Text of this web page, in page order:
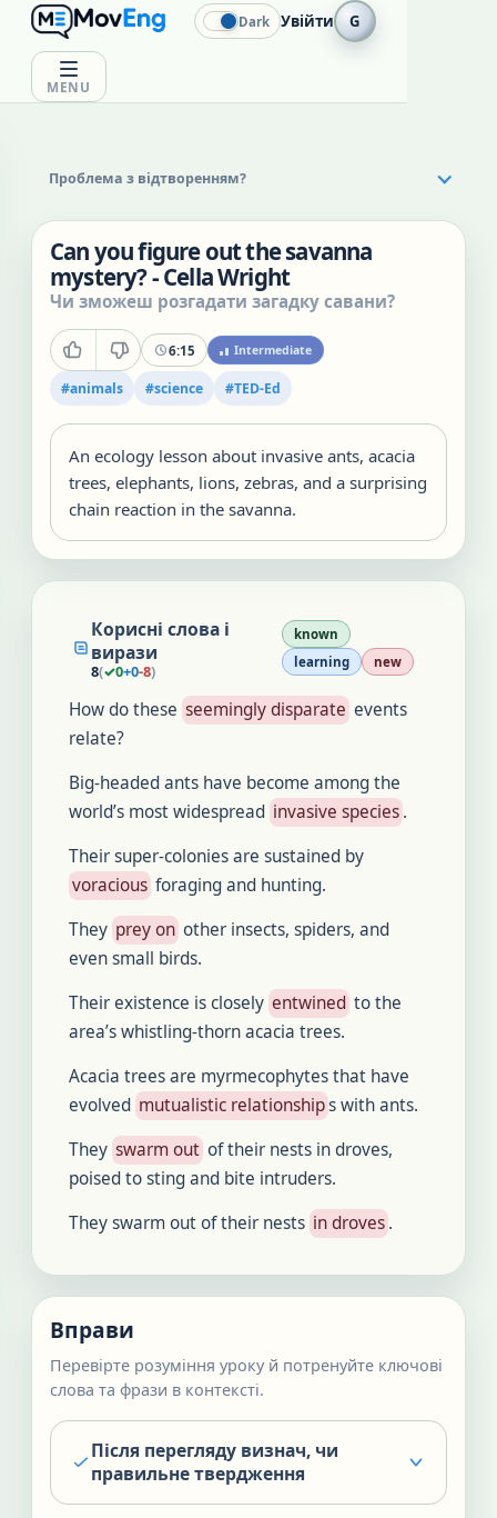
MENU
Dark Увійти G
Проблема з відтворенням?
Can you figure out the savanna
mystery? - Cella Wright
Чи зможеш розгадати загадку савани?
6:15 Intermediate
#animals #science #TED-Ed
An ecology lesson about invasive ants, acacia
trees, elephants, lions, zebras, and a surprising
chain reaction in the savanna.
Корисні слова і
вирази
8(✓0+0-8)
known
learning
new
How do these seemingly disparate events
relate?
Big-headed ants have become among the
world’s most widespread invasive species.
Their super-colonies are sustained by
voracious foraging and hunting.
They prey on other insects, spiders, and
even small birds.
Their existence is closely entwined to the
area’s whistling-thorn acacia trees.
Acacia trees are myrmecophytes that have
evolved mutualistic relationships with ants.
They swarm out of their nests in droves,
poised to sting and bite intruders.
They swarm out of their nests in droves.
Вправи
Перевірте розуміння уроку й потренуйте ключові
слова та фрази в контексті.
Після перегляду визнач, чи
правильне твердження